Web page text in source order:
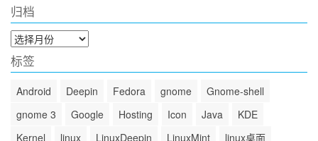
归档
归
档
标签
Android Deepin Fedora gnome
Gnome-shell
gnome 3
Google Hosting Icon Java
KDE
Kernel
linux LinuxDeepin LinuxMint
linux桌面